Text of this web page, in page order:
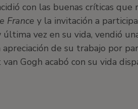
con las buenas críticas
France y la invitación a
vez en su vida, vendió
de su trabajo por
Gogh acabó con su vida